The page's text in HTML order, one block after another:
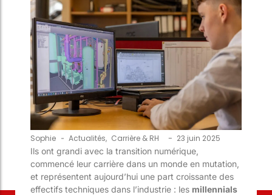
Sophie - Actualités, Carrière & RH - 23 juin 2025
Ils ont grandi avec la transition numérique,
commencé leur carrière dans un monde en mutation,
et représentent aujourd’hui une part croissante des
effectifs techniques dans l’industrie : les millennials